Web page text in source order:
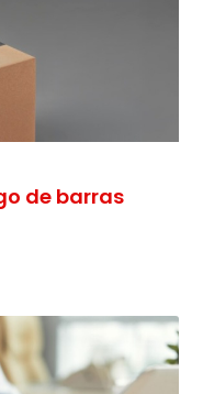
de barras